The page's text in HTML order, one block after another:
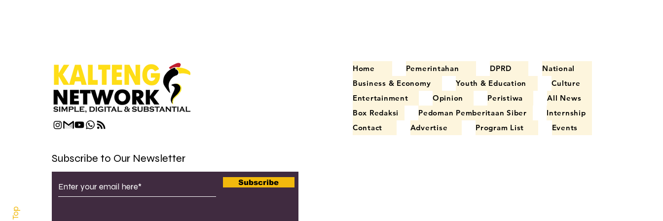
Subscribe to Our Newsletter
Subscribe
Home Pemerintahan DPRD
National
Business & Economy
Youth & Education
Culture
Entertainment
Opinion Peristiwa
All News
Box Redaksi
Pedoman Pemberitaan Siber
Internship
Contact
Advertise Program List Events